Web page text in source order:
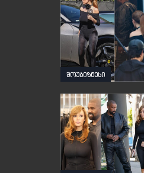
შოუბიზნესი